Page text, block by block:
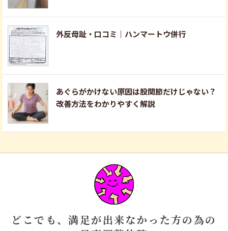
外反母趾・口コミ｜ハンマートウ併行
あぐらがかけない原因は股関節だけじゃない？
改善方法をわかりやすく解説
どこでも、満足が出来なかった方の為の